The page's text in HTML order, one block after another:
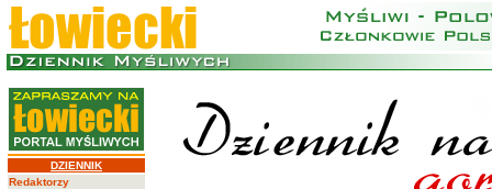
DZIENNIK
Redaktorzy